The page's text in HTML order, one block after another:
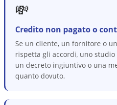
💸
Credito non pagato o
Se un cliente, un fornitore o
rispetta gli accordi, uno
un decreto ingiuntivo o una
quanto dovuto.